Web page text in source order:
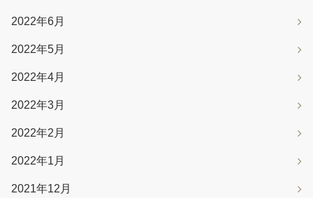
2022年6月
2022年5月
2022年4月
2022年3月
2022年2月
2022年1月
2021年12月